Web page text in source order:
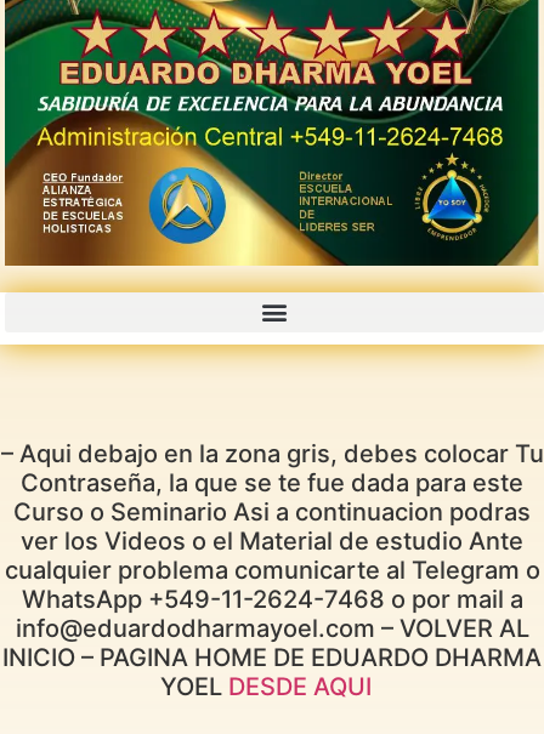
– Aqui debajo en la zona gris, debes colocar Tu
Contraseña, la que se te fue dada para este
Curso o Seminario Asi a continuacion podras
ver los Videos o el Material de estudio Ante
cualquier problema comunicarte al Telegram o
WhatsApp +549-11-2624-7468 o por mail a
info@eduardodharmayoel.com – VOLVER AL
INICIO – PAGINA HOME DE EDUARDO DHARMA
YOEL DESDE AQUI